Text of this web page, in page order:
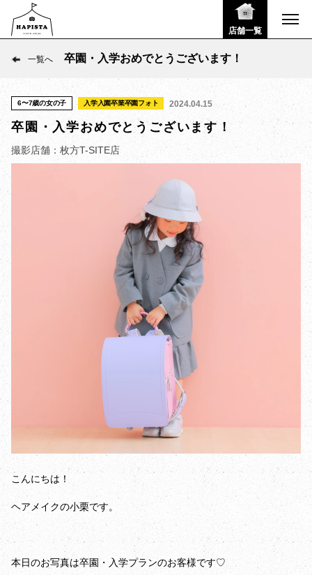
店舗一覧
一覧へ 卒園・入学おめでとうございます！
6〜7歳の女の子 入学入園卒業卒園フォト 2024.04.15
卒園・入学おめでとうございます！
撮影店舗：枚方T-SITE店
こんにちは！
ヘアメイクの小栗です。
本日のお写真は卒園・入学プランのお客様です♡